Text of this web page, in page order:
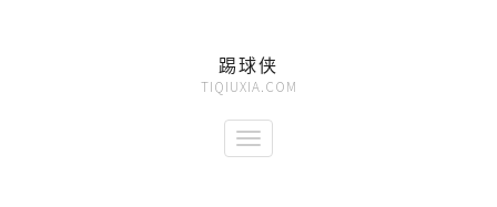
踢球侠
TIQIUXIA.COM